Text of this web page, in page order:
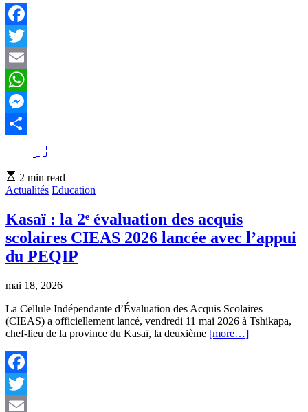
Facebook
Twitter
Email
WhatsApp
Messenger
Partager
Estimated
read
2 min read
Actualités Education
Kasaï : la 2ᵉ évaluation des acquis
scolaires CIEAS 2026 lancée avec l’appui
du PEQIP
mai 18, 2026
La Cellule Indépendante d’Évaluation des Acquis Scolaires
(CIEAS) a officiellement lancé, vendredi 11 mai 2026 à Tshikapa,
chef-lieu de la province du Kasaï, la deuxième [more…]
Facebook
Twitter